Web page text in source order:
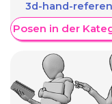
3d-hand-
Posen in der